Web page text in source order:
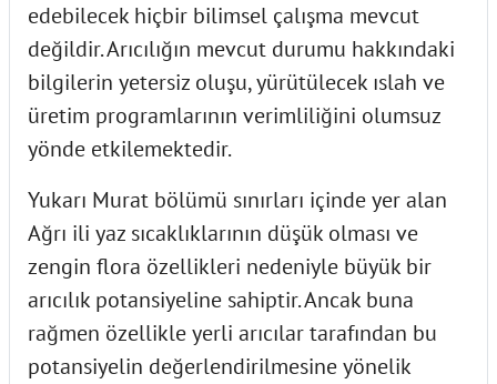
edebilecek hiçbir bilimsel çalışma mevcut
değildir. Arıcılığın mevcut durumu hakkındaki
bilgilerin yetersiz oluşu, yürütülecek ıslah ve
üretim programlarının verimliliğini olumsuz
yönde etkilemektedir.
Yukarı Murat bölümü sınırları içinde yer alan
Ağrı ili yaz sıcaklıklarının düşük olması ve
zengin flora özellikleri nedeniyle büyük bir
arıcılık potansiyeline sahiptir. Ancak buna
rağmen özellikle yerli arıcılar tarafından bu
potansiyelin değerlendirilmesine yönelik